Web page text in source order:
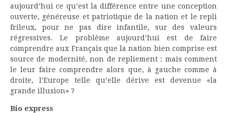
aujourd’hui ce qu’est la différence entre une conception
ouverte, généreuse et patriotique de la nation et le repli
frileux, pour ne pas dire infantile, sur des valeurs
régressives. Le problème aujourd’hui est de faire
comprendre aux Français que la nation bien comprise est
source de modernité, non de repliement : mais comment
le leur faire comprendre alors que, à gauche comme à
droite, l’Europe telle qu’elle dérive est devenue «la
grande illusion» ?
Bio express